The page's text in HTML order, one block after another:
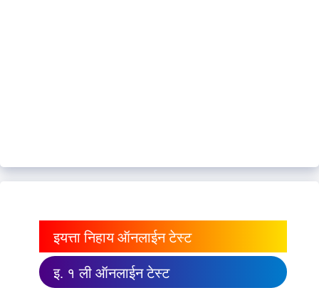
इयत्ता निहाय ऑनलाईन टेस्ट
इ. १ ली ऑनलाईन टेस्ट